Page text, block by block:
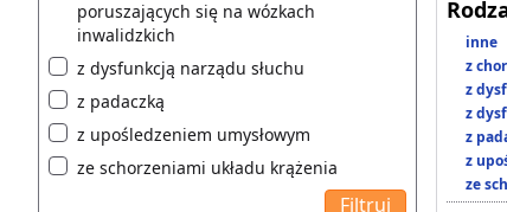
poruszających się na wózkach
inwalidzkich
z dysfunkcją narządu słuchu
z padaczką
z upośledzeniem umysłowym
ze schorzeniami układu krążenia
inne
z
z
z
z
z
ze